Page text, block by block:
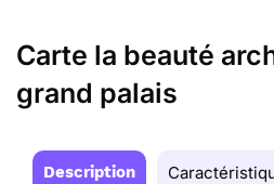
Carte la beauté
grand palais
Description